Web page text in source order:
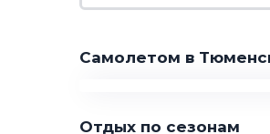
Самолетом в
Отдых по сезонам